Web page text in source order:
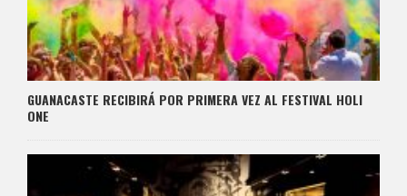
GUANACASTE RECIBIRÁ POR PRIMERA VEZ AL FESTIVAL HOLI
ONE